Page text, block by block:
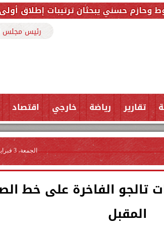
ترتيبات إطلاق أولى بطولات نادي
رئيس مجلس
تقارير رياضة خارجي اقتصاد
الجمعة، 3 فبراير 2023
تالجو الفاخرة على خط
المقبل